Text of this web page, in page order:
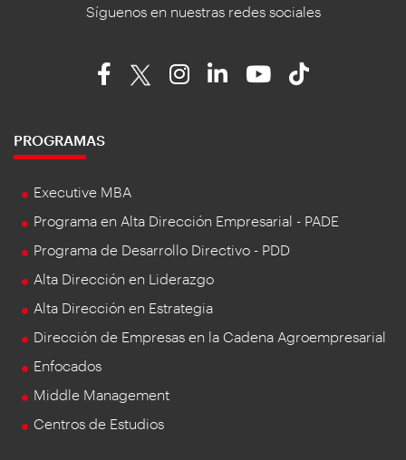
Síguenos en nuestras redes sociales
PROGRAMAS
Executive MBA
Programa en Alta Dirección Empresarial - PADE
Programa de Desarrollo Directivo - PDD
Alta Dirección en Liderazgo
Alta Dirección en Estrategia
Dirección de Empresas en la Cadena Agroempresarial
Enfocados
Middle Management
Centros de Estudios